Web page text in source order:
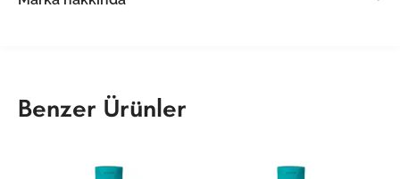
Benzer Ürünler